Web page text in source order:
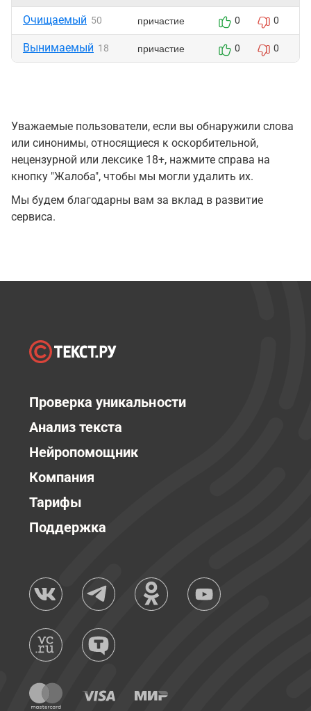
Очищаемый 50 причастие 0 0
Вынимаемый 18 причастие 0 0
Уважаемые пользователи, если вы обнаружили слова
или синонимы, относящиеся к оскорбительной,
нецензурной или лексике 18+, нажмите справа на
кнопку "Жалоба", чтобы мы могли удалить их.
Мы будем благодарны вам за вклад в развитие
сервиса.
Проверка уникальности
Анализ текста
Нейропомощник
Компания
Тарифы
Поддержка